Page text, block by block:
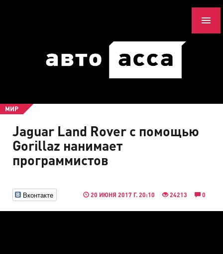
МИР
Jaguar Land Rover с помощью
Gorillaz нанимает
программистов
Вконтакте 20 ИЮНЯ 2017 Г. 20:10 24213 0